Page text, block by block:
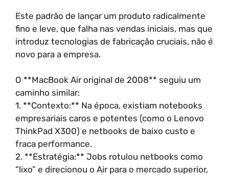
Este padrão de lançar um produto radicalmente
fino e leve, que falha nas vendas iniciais, mas que
introduz tecnologias de fabricação cruciais, não é
novo para a empresa.
O **MacBook Air original de 2008** seguiu um
caminho similar:
1. **Contexto:** Na época, existiam notebooks
empresariais caros e potentes (como o Lenovo
ThinkPad X300) e netbooks de baixo custo e
fraca performance.
2. **Estratégia:** Jobs rotulou netbooks como
“lixo” e direcionou o Air para o mercado superior,